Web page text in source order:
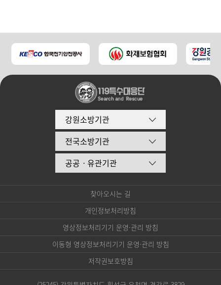
강원소방기관
전국소방기관
공공ㆍ유관기관
찾아오시는 길
개인정보처리방침
영상정보처리기기 운영·관리 방침
이동형 영상정보처리기기 운영·관리 방침
저작권보호방침